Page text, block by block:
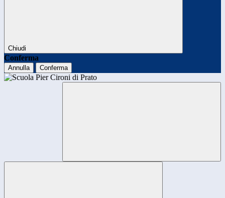
Chiudi
Conferma
Annulla Conferma